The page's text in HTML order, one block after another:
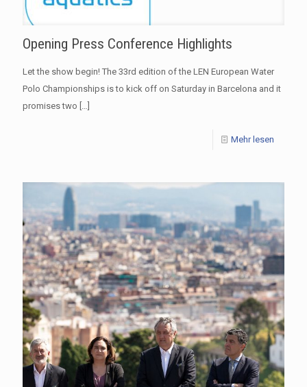
Opening Press Conference Highlights
Let the show begin! The 33rd edition of the LEN European Water
Polo Championships is to kick off on Saturday in Barcelona and it
promises two […]
Mehr lesen